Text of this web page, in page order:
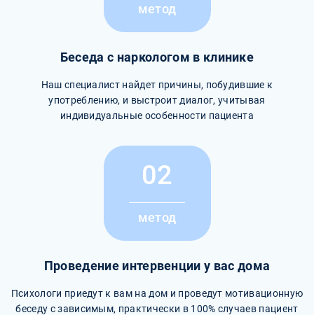
метод
Беседа с наркологом в клинике
Наш специалист найдет причины, побудившие к
употреблению, и выстроит диалог, учитывая
индивидуальные особенности пациента
02
метод
Проведение интервенции у вас дома
Психологи приедут к вам на дом и проведут мотивационную
беседу с зависимым, практически в 100% случаев пациент